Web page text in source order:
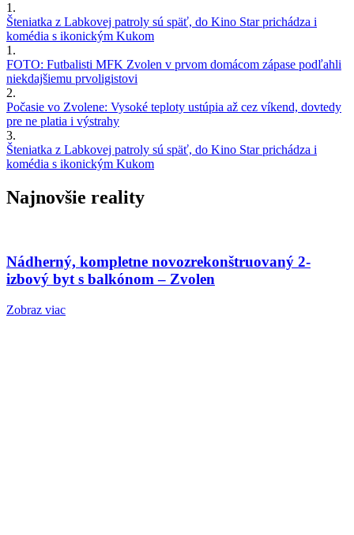
1.
Šteniatka z Labkovej patroly sú späť, do Kino Star prichádza i
komédia s ikonickým Kukom
1.
FOTO: Futbalisti MFK Zvolen v prvom domácom zápase podľahli
niekdajšiemu prvoligistovi
2.
Počasie vo Zvolene: Vysoké teploty ustúpia až cez víkend, dovtedy
pre ne platia i výstrahy
3.
Šteniatka z Labkovej patroly sú späť, do Kino Star prichádza i
komédia s ikonickým Kukom
Najnovšie reality
Nádherný, kompletne novozrekonštruovaný 2-
izbový byt s balkónom – Zvolen
Zobraz viac